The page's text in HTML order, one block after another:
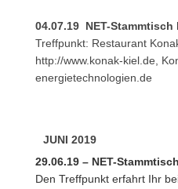
04.07.19 NET-Stammtisch
Treffpunkt: Restaurant
http://www.konak-kiel.de ,
energietechnologien.de
JUNI 2019
29.06.19 – NET-
Den Treffpunkt erfahrt Ihr